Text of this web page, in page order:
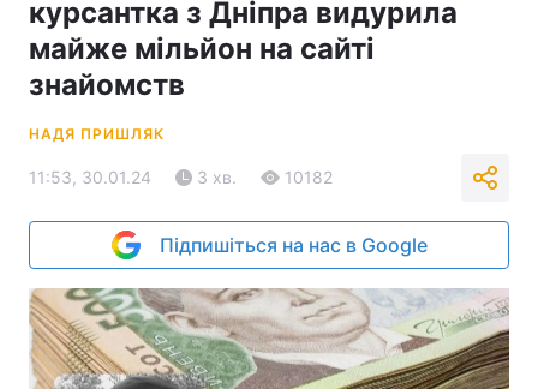
курсантка з Дніпра видурила
майже мільйон на сайті
знайомств
НАДЯ ПРИШЛЯК
11:53, 30.01.24 3 хв. 10182
Підпишіться на нас в Google